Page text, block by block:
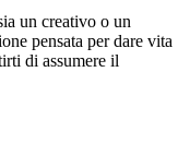
un creativo o un
pensata per dare vita
di assumere il